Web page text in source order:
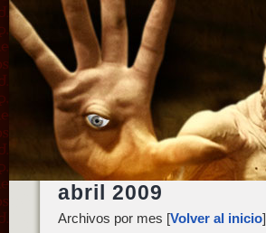
abril 2009
Archivos por mes [Volver al inicio]